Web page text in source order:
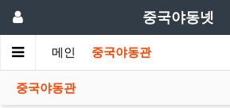
중국야동넷
메인 중국야동관
중국야동관